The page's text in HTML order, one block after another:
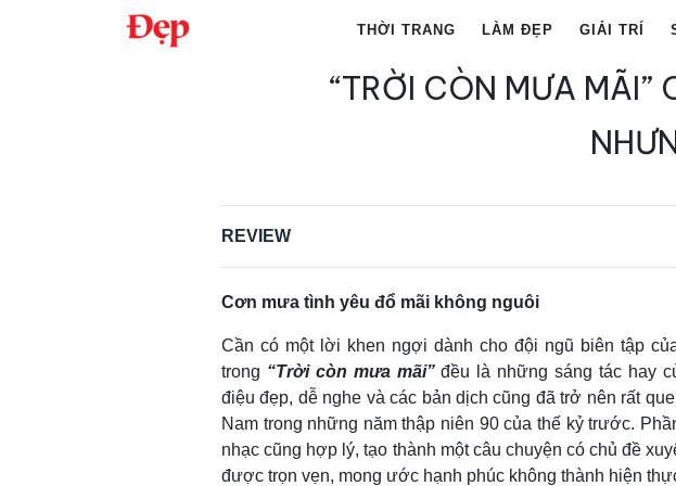
THỜI TRANG LÀM ĐẸP GIẢI TRÍ
“TRỜI CÒN MƯA MÃI”
REVIEW
Cơn mưa tình yêu đổ mãi không nguôi
Cần có một lời khen ngợi dành cho đội ngũ biên tập
trong “Trời còn mưa mãi”đều là những sáng tác hay
điệu đẹp, dễ nghe và các bản dịch cũng đã trở nên rất
Nam trong những năm thập niên 90 của thế kỷ trước.
nhạc cũng hợp lý, tạo thành một câu chuyện có chủ đề
được trọn vẹn, mong ước hạnh phúc không thành hiện